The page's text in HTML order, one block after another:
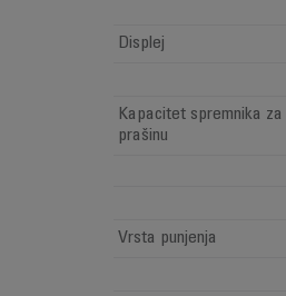
Displej
Kapacitet spremnika za
prašinu
Vrsta punjenja